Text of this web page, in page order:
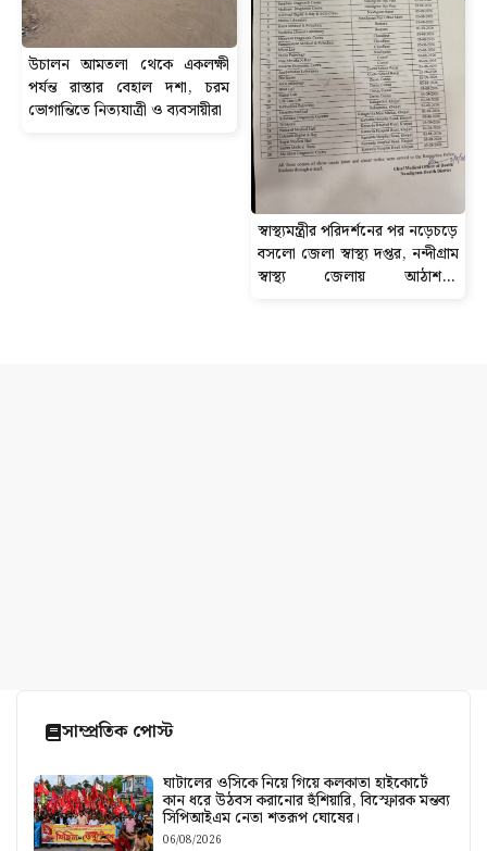
উচালন আমতলা থেকে একলক্ষী
পর্যন্ত রাস্তার বেহাল দশা, চরম
ভোগান্তিতে নিত্যযাত্রী ও ব্যবসায়ীরা
স্বাস্থ্যমন্ত্রীর পরিদর্শনের পর নড়েচড়ে
বসলো জেলা স্বাস্থ্য দপ্তর, নন্দীগ্রাম
স্বাস্থ্য জেলায় আঠাশ-টি
সাম্প্রতিক পোস্ট
ঘাটালের ওসিকে নিয়ে গিয়ে কলকাতা হাইকোর্টে
কান ধরে উঠবস করানোর হুঁশিয়ারি, বিস্ফোরক মন্তব্য
সিপিআইএম নেতা শতরূপ ঘোষের।
06/08/2026